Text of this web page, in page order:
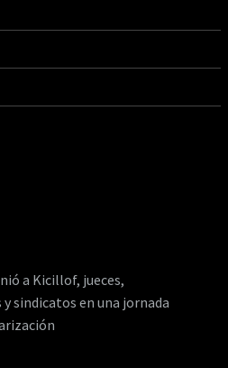
a Kicillof, jueces,
y sindicatos en una jornada